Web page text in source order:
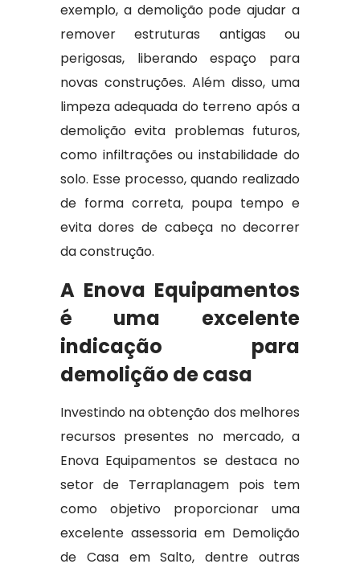
exemplo, a demolição pode ajudar a
remover estruturas antigas ou
perigosas, liberando espaço para
novas construções. Além disso, uma
limpeza adequada do terreno após a
demolição evita problemas futuros,
como infiltrações ou instabilidade do
solo. Esse processo, quando realizado
de forma correta, poupa tempo e
evita dores de cabeça no decorrer
da construção.
A Enova Equipamentos
é uma excelente
indicação para
demolição de casa
Investindo na obtenção dos melhores
recursos presentes no mercado, a
Enova Equipamentos se destaca no
setor de Terraplanagem pois tem
como objetivo proporcionar uma
excelente assessoria em Demolição
de Casa em Salto, dentre outras